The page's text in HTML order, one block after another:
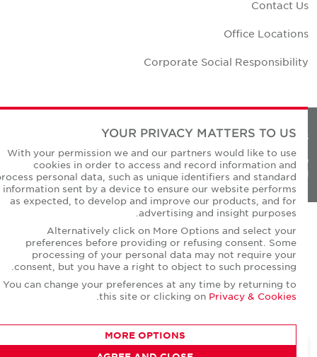
Contact Us
Office Locations
Corporate Social Responsibility
Privacy Policies
© Copyright Cushman & Wakefield Core 2026.
All Rights Reserved.
YOUR PRIVACY MATTERS TO US
With your permission we and our partners would like to use
cookies in order to access and record information and
process personal data, such as unique identifiers and standard
information sent by a device to ensure our website performs
as expected, to develop and improve our products, and for
advertising and insight purposes.
Alternatively click on More Options and select your
preferences before providing or refusing consent. Some
processing of your personal data may not require your
consent, but you have a right to object to such processing.
You can change your preferences at any time by returning to
this site or clicking onPrivacy & Cookies
.
MORE OPTIONS